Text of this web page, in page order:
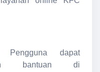
dapat
bantuan di